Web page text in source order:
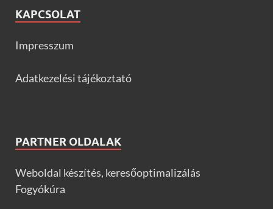
KAPCSOLAT
Impresszum
Adatkezelési tájékoztató
PARTNER OLDALAK
Weboldal készítés, keresőoptimalizálás
Fogyókúra